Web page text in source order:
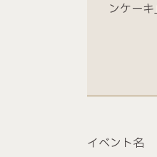
ンケー
イベント名